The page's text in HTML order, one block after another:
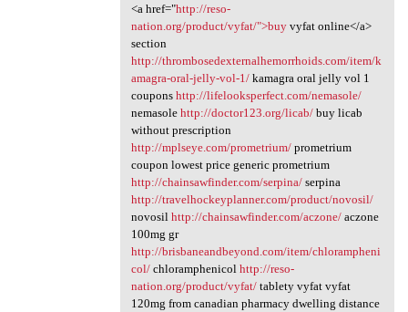
<a href="http://reso-
nation.org/product/vyfat/">buyvyfat online</a>
section
http://thrombosedexternalhemorrhoids.com/item/k
amagra-oral-jelly-vol-1/kamagra oral jelly vol 1
coupons http://lifelooksperfect.com/nemasole/
nemasole http://doctor123.org/licab/buy licab
without prescription
http://mplseye.com/prometrium/prometrium
coupon lowest price generic prometrium
http://chainsawfinder.com/serpina/serpina
http://travelhockeyplanner.com/product/novosil/
novosil http://chainsawfinder.com/aczone/aczone
100mg gr
http://brisbaneandbeyond.com/item/chlorampheni
col/chloramphenicol http://reso-
nation.org/product/vyfat/tablety vyfat vyfat
120mg from canadian pharmacy dwelling distance